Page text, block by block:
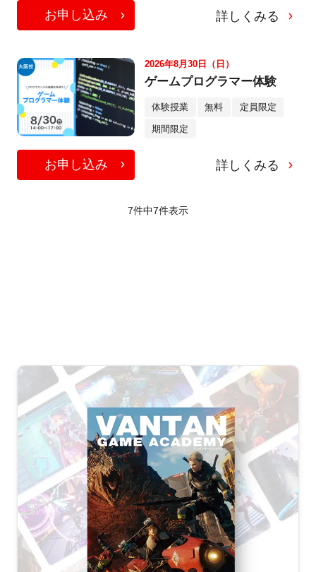
お申し込み 詳しくみる
2026年8月30日（日）
ゲームプログラマー体験
体験授業 無料 定員限定
期間限定
お申し込み 詳しくみる
7件中7件表示